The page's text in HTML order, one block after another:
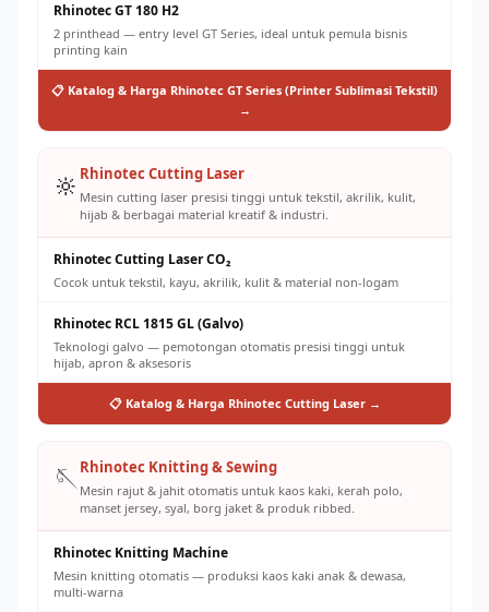
Rhinotec GT 180 H2
2 printhead — entry level GT Series, ideal untuk pemula bisnis
printing kain
📋 Katalog & Harga Rhinotec GT Series (Printer Sublimasi Tekstil)
→
🔆 Rhinotec Cutting Laser
Mesin cutting laser presisi tinggi untuk tekstil, akrilik, kulit,
hijab & berbagai material kreatif & industri.
Rhinotec Cutting Laser CO₂
Cocok untuk tekstil, kayu, akrilik, kulit & material non-logam
Rhinotec RCL 1815 GL (Galvo)
Teknologi galvo — pemotongan otomatis presisi tinggi untuk
hijab, apron & aksesoris
📋 Katalog & Harga Rhinotec Cutting Laser →
🪡Rhinotec Knitting & Sewing
Mesin rajut & jahit otomatis untuk kaos kaki, kerah polo,
manset jersey, syal, borg jaket & produk ribbed.
Rhinotec Knitting Machine
Mesin knitting otomatis — produksi kaos kaki anak & dewasa,
multi-warna